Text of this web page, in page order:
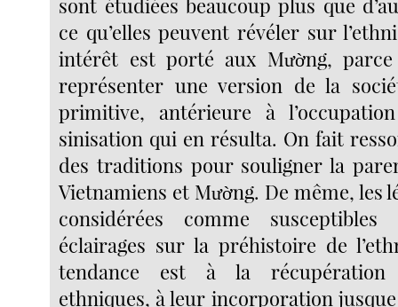
ce qu’elles peuvent révéler sur
intérêt est porté aux Mường, parce
représenter une version de la
primitive, antérieure à
sinisation qui en résulta. On fait
des traditions pour souligner la
Vietnamiens et Mường. De même, les
considérées comme susceptibles
éclairages sur la préhistoire de
tendance est à la récupération
ethniques, à leur incorporation